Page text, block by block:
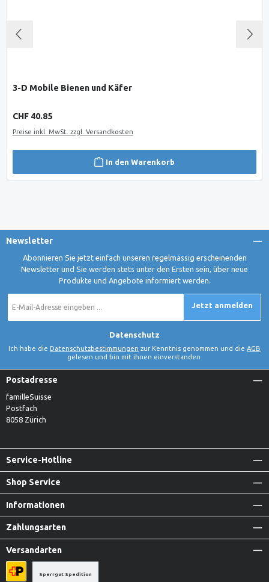
3-D Mobile Bienen und Käfer
Regulärer Preis:
CHF 40.85
Preise inkl. MwSt. zzgl. Versandkosten
In den Warenkorb
Newsletter
Abonnieren Sie jetzt einfach unseren regelmässig erscheinenden
Newsletter und Sie werden stets unter den Ersten sein, über neue
Produkte und Angebote informiert werden.
Mail-
Jetzt anmelden
Datenschutz
Ich habe die Datenschutzbestimmungen zur Kenntnis genommen und die AGB
gelesen und bin mit ihnen einverstanden.
Postadresse
familleSuisse
Postfach
8058 Zürich
Service-Hotline
Shop Service
Informationen
Zahlungsarten
Versandarten
Sperrgut Spedition